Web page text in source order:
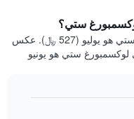
ستي؟
الشهر الأرخص لحجز فندق في لوكسمبورغ ستي هو يوليو (527 ﷼). عكس
لوكسمبورغ ستي هو يونيو